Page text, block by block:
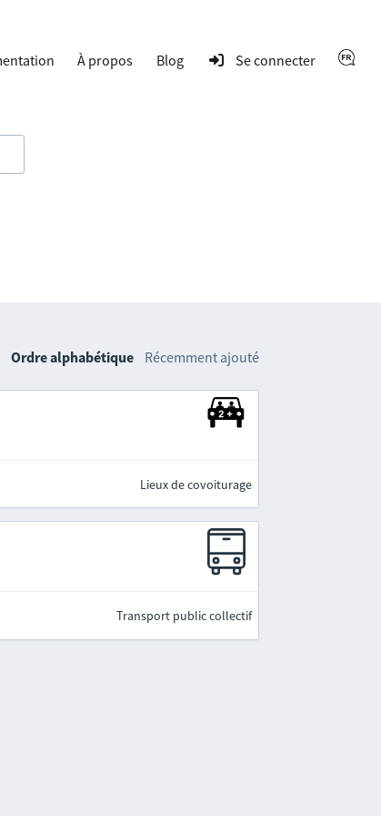
À propos Blog Se connecter
Ordre alphabétique Récemment ajouté
Lieux de covoiturage
Transport public collectif